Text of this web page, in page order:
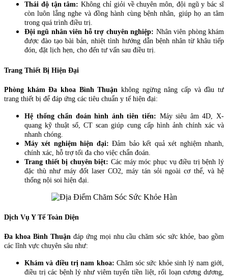
Thái độ tận tâm: Không chỉ giỏi về chuyên môn, đội ngũ y bác sĩ
còn luôn lắng nghe và đồng hành cùng bệnh nhân, giúp họ an tâm
trong quá trình điều trị.
Đội ngũ nhân viên hỗ trợ chuyên nghiệp: Nhân viên phòng khám
được đào tạo bài bản, nhiệt tình hướng dẫn bệnh nhân từ khâu tiếp
đón, đặt lịch hẹn, cho đến tư vấn sau điều trị.
Trang Thiết Bị Hiện Đại
Phòng khám Đa khoa Bình Thuận không ngừng nâng cấp và đầu tư
trang thiết bị để đáp ứng các tiêu chuẩn y tế hiện đại:
Hệ thống chẩn đoán hình ảnh tiên tiến: Máy siêu âm 4D, X-
quang kỹ thuật số, CT scan giúp cung cấp hình ảnh chính xác và
nhanh chóng.
Máy xét nghiệm hiện đại: Đảm bảo kết quả xét nghiệm nhanh,
chính xác, hỗ trợ tối đa cho việc chẩn đoán.
Trang thiết bị chuyên biệt: Các máy móc phục vụ điều trị bệnh lý
đặc thù như máy đốt laser CO2, máy tán sỏi ngoài cơ thể, và hệ
thống nội soi hiện đại.
Dịch Vụ Y Tế Toàn Diện
Đa khoa Bình Thuậnđáp ứng mọi nhu cầu chăm sóc sức khỏe, bao gồm
các lĩnh vực chuyên sâu như:
Khám và điều trị nam khoa: Chăm sóc sức khỏe sinh lý nam giới,
điều trị các bệnh lý như viêm tuyến tiền liệt, rối loạn cương dương,